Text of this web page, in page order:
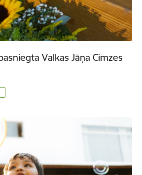
Valkas Jāņa Cimzes